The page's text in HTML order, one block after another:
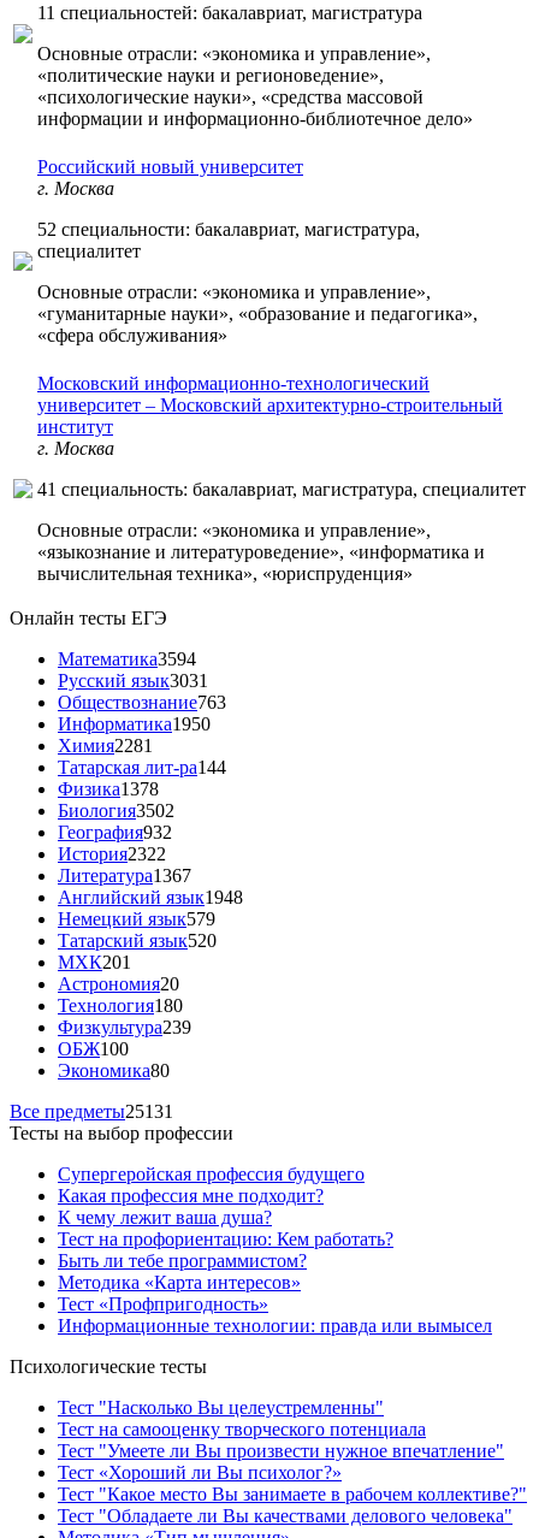
11 специальностей: бакалавриат, магистратура
Основные отрасли: «экономика и управление»,
«политические науки и регионоведение»,
«психологические науки», «средства массовой
информации и информационно-библиотечное дело»
Российский новый университет
г. Москва
52 специальности: бакалавриат, магистратура,
специалитет
Основные отрасли: «экономика и управление»,
«гуманитарные науки», «образование и педагогика»,
«сфера обслуживания»
Московский информационно-технологический
университет – Московский архитектурно-строительный
институт
г. Москва
41 специальность: бакалавриат, магистратура, специалитет
Основные отрасли: «экономика и управление»,
«языкознание и литературоведение», «информатика и
вычислительная техника», «юриспруденция»
Онлайн тесты ЕГЭ
Математика3594
Русский язык3031
Обществознание763
Информатика1950
Химия2281
Татарская лит-ра144
Физика1378
Биология3502
География932
История2322
Литература1367
Английский язык1948
Немецкий язык579
Татарский язык520
МХК201
Астрономия20
Технология180
Физкультура239
ОБЖ100
Экономика80
Все предметы25131
Тесты на выбор профессии
Супергеройская профессия будущего
Какая профессия мне подходит?
К чему лежит ваша душа?
Тест на профориентацию: Кем работать?
Быть ли тебе программистом?
Методика «Карта интересов»
Тест «Профпригодность»
Информационные технологии: правда или вымысел
Психологические тесты
Тест "Насколько Вы целеустремленны"
Тест на самооценку творческого потенциала
Тест "Умеете ли Вы произвести нужное впечатление"
Тест «Хороший ли Вы психолог?»
Тест "Какое место Вы занимаете в рабочем коллективе?"
Тест "Обладаете ли Вы качествами делового человека"